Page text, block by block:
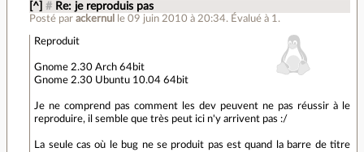
[^] # Re: je reproduis pas
Posté parackernul le 09 juin 2010 à 20:34. Évalué à 1 .
Reproduit
Gnome 2.30 Arch 64bit
Gnome 2.30 Ubuntu 10.04 64bit
Je ne comprend pas comment les dev peuvent ne pas réussir à le
reproduire, il semble que très peut ici n'y arrivent pas :/
La seule cas où le bug ne se produit pas est quand la barre de titre